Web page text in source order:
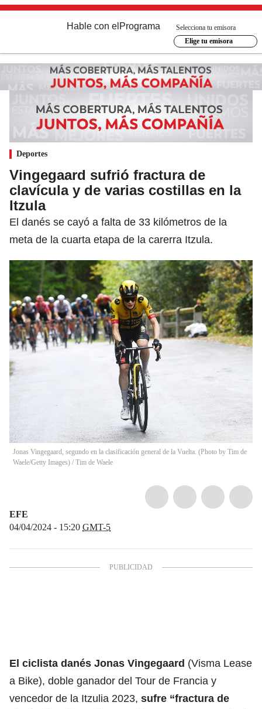
Hable con el Programa
Selecciona tu emisora
Elige tu emisora
Deportes
Vingegaard sufrió fractura de
clavícula y de varias costillas en la
Itzula
El danés se cayó a falta de 33 kilómetros de la
meta de la cuarta etapa de la carerra Itzula.
Jonas Vingegaard, segundo en la clasificación general de la Vuelta. (Photo by Tim de
Waele/Getty Images) / Tim de Waele
EFE
04/04/2024 - 15:20 GMT-5
El ciclista danés Jonas Vingegaard (Visma Lease
a Bike), doble ganador del Tour de Francia y
vencedor de la Itzulia 2023, sufre “fractura de